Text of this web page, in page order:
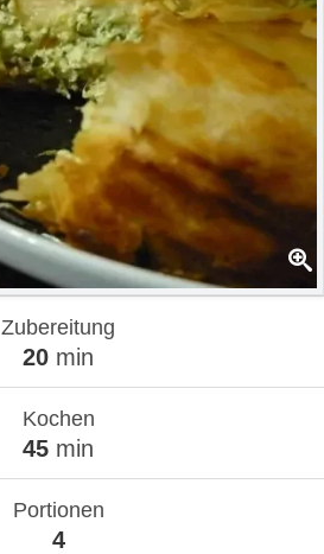
Zubereitung
20 min
Kochen
45 min
Portionen
4